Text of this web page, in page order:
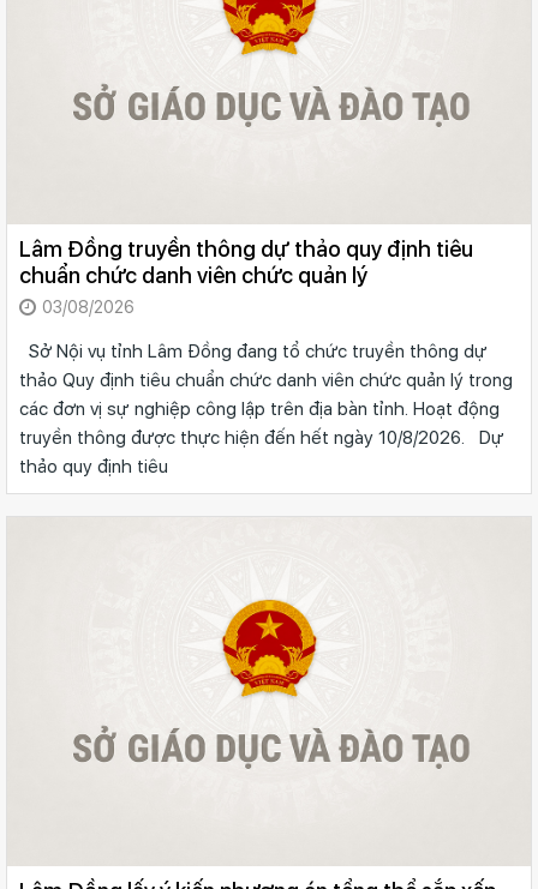
Lâm Đồng truyền thông dự thảo quy định tiêu
chuẩn chức danh viên chức quản lý
03/08/2026
Sở Nội vụ tỉnh Lâm Đồng đang tổ chức truyền thông dự
thảo Quy định tiêu chuẩn chức danh viên chức quản lý trong
các đơn vị sự nghiệp công lập trên địa bàn tỉnh. Hoạt động
truyền thông được thực hiện đến hết ngày 10/8/2026. Dự
thảo quy định tiêu